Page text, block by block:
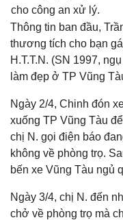
cho công an xử lý.
Thông tin ban đầu,
thương tích cho bạn
H.T.T.N. (SN 1997,
làm đẹp ở TP Vũng
Ngày 2/4, Chinh đón
xuống TP Vũng Tàu
chị N. gọi điện báo
không về phòng trọ.
bến xe Vũng Tàu ngủ
Ngày 3/4, chị N. đến
chở về phòng trọ mà